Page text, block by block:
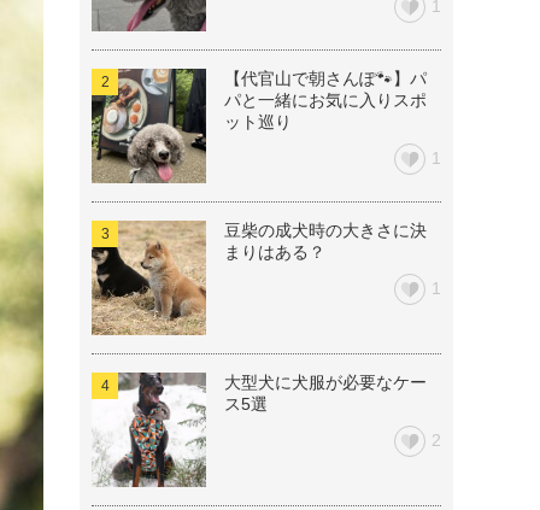
1
【代官山で朝さんぽ🐾】パ
パと一緒にお気に入りスポ
ット巡り
1
豆柴の成犬時の大きさに決
まりはある？
1
大型犬に犬服が必要なケー
ス5選
2